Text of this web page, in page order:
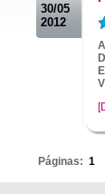
30/05
2012
Páginas: 1